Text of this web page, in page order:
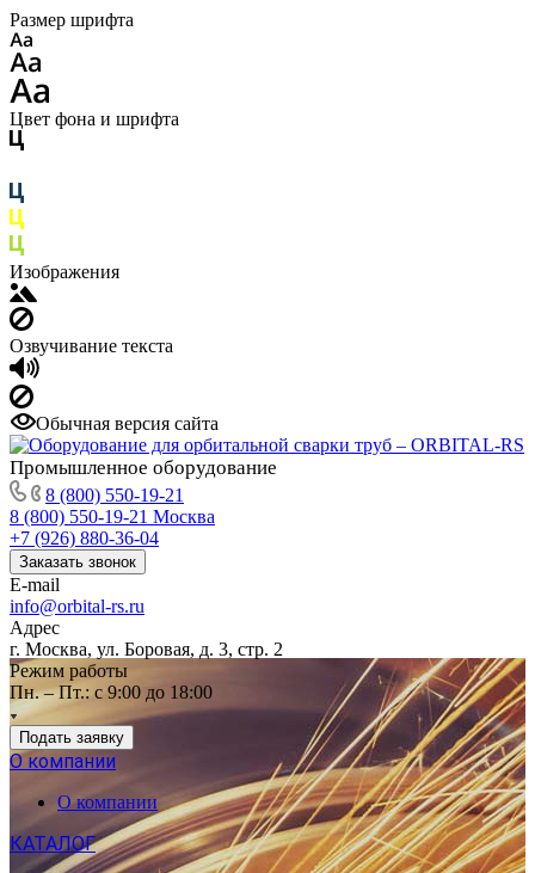
Размер шрифта
Цвет фона и шрифта
Изображения
Озвучивание текста
Обычная версия сайта
Промышленное оборудование
8 (800) 550-19-21
8 (800) 550-19-21 Москва
+7 (926) 880-36-04
Заказать звонок
E-mail
info@orbital-rs.ru
Адрес
г. Москва, ул. Боровая, д. 3, стр. 2
Режим работы
Пн. – Пт.: с 9:00 до 18:00
Подать заявку
О компании
О компании
КАТАЛОГ